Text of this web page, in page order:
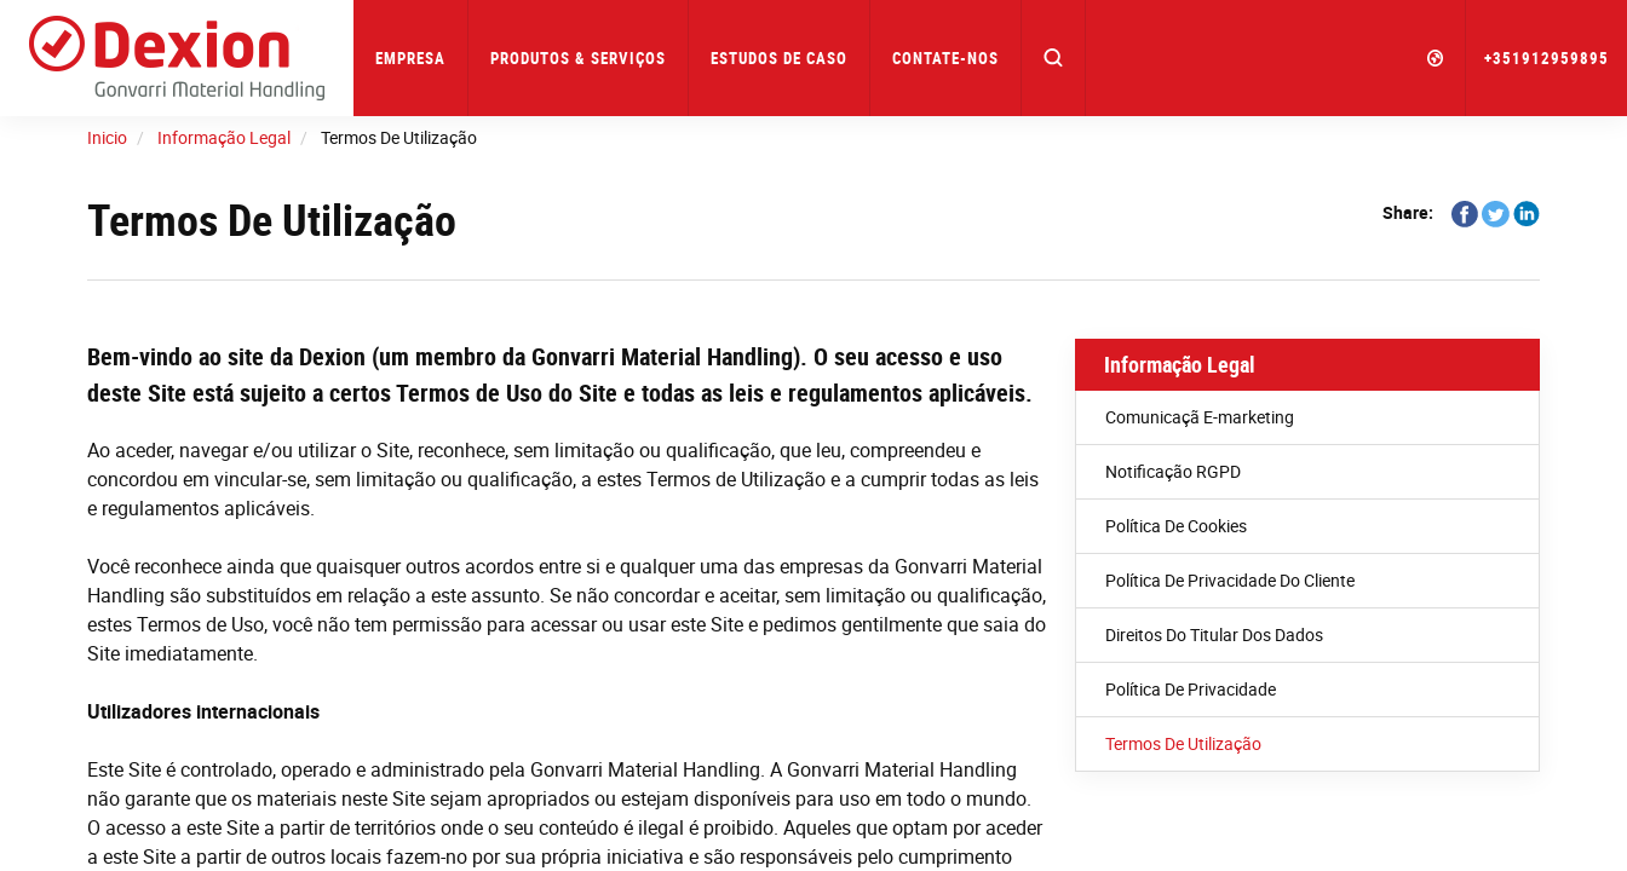
main
EMPRESA PRODUTOS & SERVIÇOS ESTUDOS DE CASO CONTATE-NOS +351912959895
Inicio Informação Legal Termos De Utilização
Termos De Utilização Share:
Share
on
Share
on
Share
Bem-vindo ao site da Dexion (um membro da Gonvarri Material Handling). O seu acesso e uso
deste Site está sujeito a certos Termos de Uso do Site e todas as leis e regulamentos aplicáveis.
Ao aceder, navegar e/ou utilizar o Site, reconhece, sem limitação ou qualificação, que leu, compreendeu e
concordou em vincular-se, sem limitação ou qualificação, a estes Termos de Utilização e a cumprir todas as leis
e regulamentos aplicáveis.
Você reconhece ainda que quaisquer outros acordos entresi e qualquer uma das empresas da Gonvarri Material
Handling são substituídos em relação a este assunto. Se não concordar e aceitar, sem limitação ou qualificação,
estes Termos de Uso, você não tem permissão para acessarou usar este Site e pedimosgentilmenteque saia do
Site imediatamente.
Utilizadores internacionais
Este Site é controlado, operado e administrado pela Gonvarri Material Handling. A Gonvarri Material Handling
não garante que os materiais neste Site sejam apropriados ou estejam disponíveis para uso em todo o mundo.
O acesso a este Site a partir de territórios onde o seu conteúdo é ilegal é proibido. Aqueles que optam por aceder
a este Site a partir de outros locais fazem-no por sua própria iniciativa e são responsáveis pelo cumprimento
Informação Legal
Comunicaçã E-marketing
Notificação RGPD
Política De Cookies
Política De Privacidade Do Cliente
Direitos Do Titular Dos Dados
Política De Privacidade
Termos De Utilização